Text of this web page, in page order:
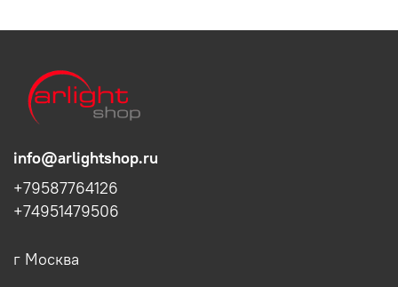
info@arlightshop.ru
+79587764126
+74951479506
г Москва